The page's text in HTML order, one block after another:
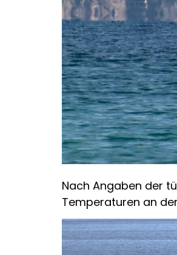
Nach Angaben der
Temperaturen an